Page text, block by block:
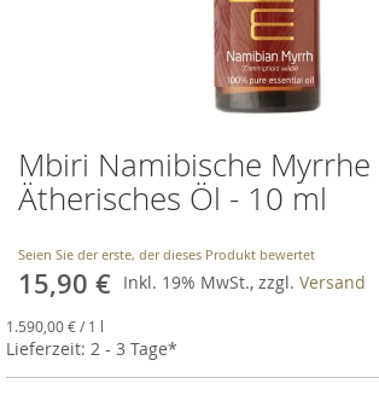
Skip
to
the
of
the
images
gallery
Mbiri Namibische Myrrhe
Ätherisches Öl - 10 ml
Seien Sie der erste, der dieses Produkt bewertet
15,90 € Inkl. 19% MwSt., zzgl. Versand
1.590,00 €/ 1 l
Lieferzeit: 2 - 3 Tage*